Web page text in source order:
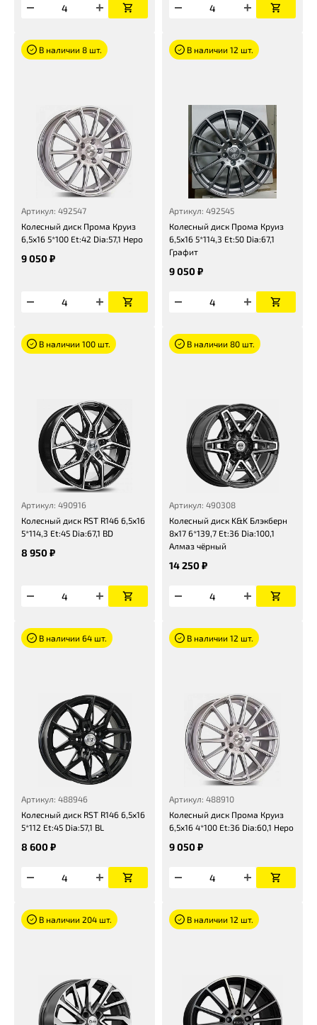
В наличии 8 шт.
Артикул: 492547
Колесный диск Прома Круиз
6,5x16 5*100 Et:42 Dia:57,1 Неро
9 050 ₽
В наличии 12 шт.
Артикул: 492545
Колесный диск Прома Круиз
6,5x16 5*114,3 Et:50 Dia:67,1
Графит
9 050 ₽
В наличии 100 шт.
Артикул: 490916
Колесный диск RST R146 6,5x16
5*114,3 Et:45 Dia:67,1 BD
8 950 ₽
В наличии 80 шт.
Артикул: 490308
Колесный диск K&K Блэкберн
8x17 6*139,7 Et:36 Dia:100,1
Алмаз чёрный
14 250 ₽
В наличии 64 шт.
Артикул: 488946
Колесный диск RST R146 6,5x16
5*112 Et:45 Dia:57,1 BL
8 600 ₽
В наличии 12 шт.
Артикул: 488910
Колесный диск Прома Круиз
6,5x16 4*100 Et:36 Dia:60,1 Неро
9 050 ₽
В наличии 204 шт. В наличии 12 шт.